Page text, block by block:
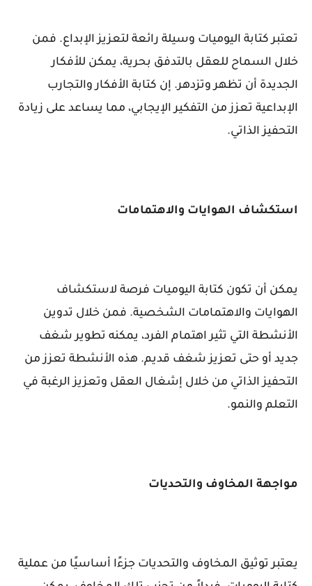
تعتبر كتابة اليوميات وسيلة رائعة لتعزيز الإبداع. فمن
خلال السماح للعقل بالتدفق بحرية، يمكن للأفكار
الجديدة أن تظهر وتزدهر. إن كتابة الأفكار والتجارب
الإبداعية تعزز من التفكير الإيجابي، مما يساعد على زيادة
التحفيز الذاتي.
استكشاف الهوايات والاهتمامات
يمكن أن تكون كتابة اليوميات فرصة لاستكشاف
الهوايات والاهتمامات الشخصية. فمن خلال تدوين
الأنشطة التي تثير اهتمام الفرد، يمكنه تطوير شغف
جديد أو حتى تعزيز شغف قديم. هذه الأنشطة تعزز من
التحفيز الذاتي من خلال إشغال العقل وتعزيز الرغبة في
التعلم والنمو.
مواجهة المخاوف والتحديات
يعتبر توثيق المخاوف والتحديات جزءًا أساسيًا من عملية